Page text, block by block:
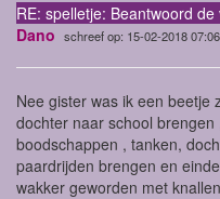
RE: spelletje: Beantwoord de
Dano schreef op: 15-02-2018
Nee gister was ik een beetje
dochter naar school
boodschappen , tanken,
paardrijden brengen en
wakker geworden met